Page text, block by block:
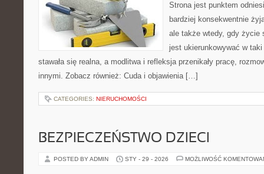
Strona jest punktem
bardziej konsekwentnie
ale także wtedy, gdy życie
jest ukierunkowywać w
stawała się realna, a modlitwa i refleksja przenikały pracę,
innymi. Zobacz również: Cuda i objawienia […]
CATEGORIES: NIERUCHOMOŚCI
BEZPIECZEŃSTWO DZIECI
POSTED BY ADMIN STY - 29 - 2026 MOŻLIWOŚĆ